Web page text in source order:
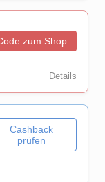
zum Shop
Details
Cashback
prüfen